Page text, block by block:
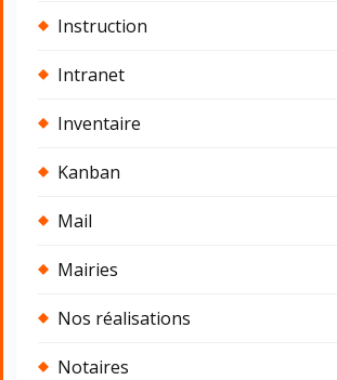
Instruction
Intranet
Inventaire
Kanban
Mail
Mairies
Nos réalisations
Notaires